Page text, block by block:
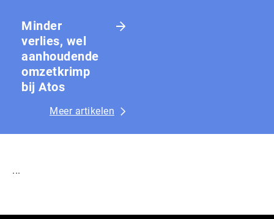
Minder
verlies, wel
aanhoudende
omzetkrimp
bij Atos
Meer artikelen
...